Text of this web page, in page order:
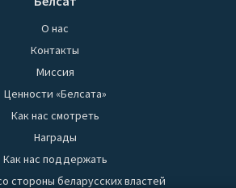
О нас
Контакты
Миссия
Ценности «Белсата»
Как нас смотреть
Награды
Как нас поддержать
стороны беларусских властей